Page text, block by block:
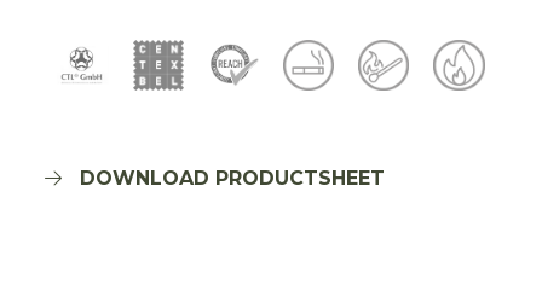
DOWNLOAD PRODUCTSHEET